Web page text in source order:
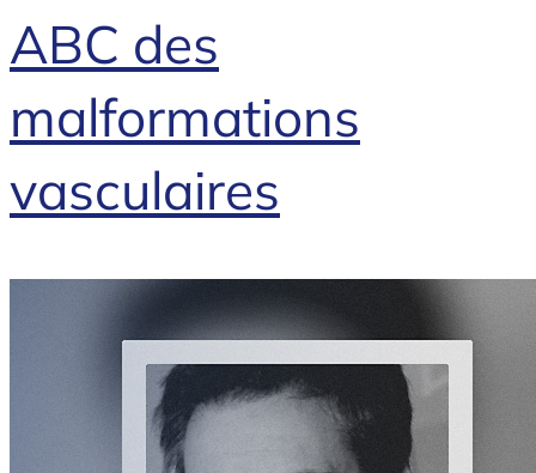
ABC des
malformations
vasculaires